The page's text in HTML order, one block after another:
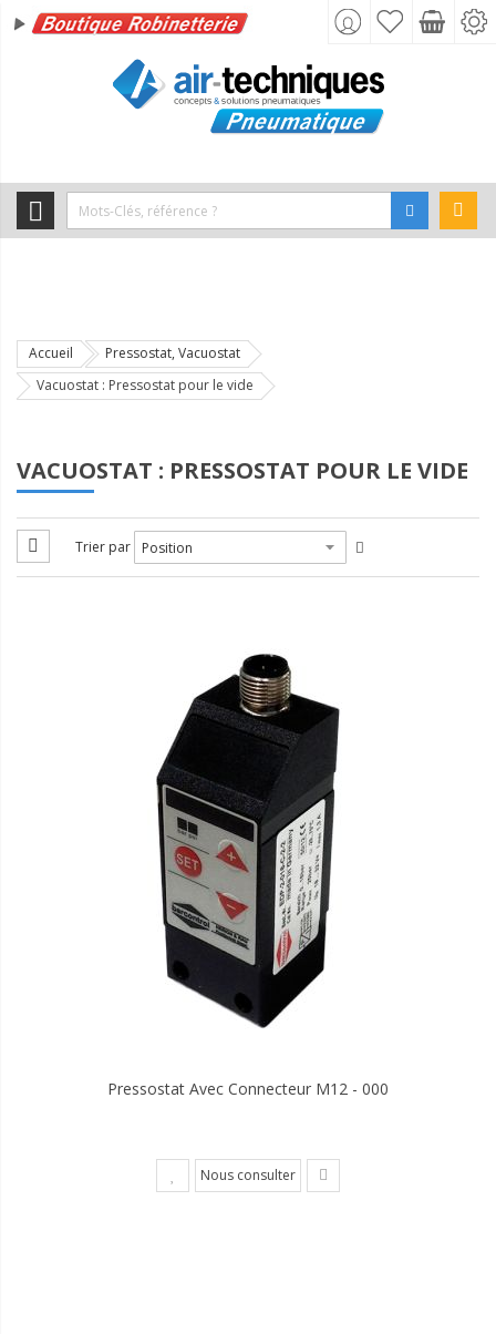
Accueil
Pressostat, Vacuostat
Vacuostat : Pressostat pour le vide
VACUOSTAT : PRESSOSTAT POUR LE VIDE
Trier par
Pressostat Avec Connecteur M12 - 000
Nous consulter